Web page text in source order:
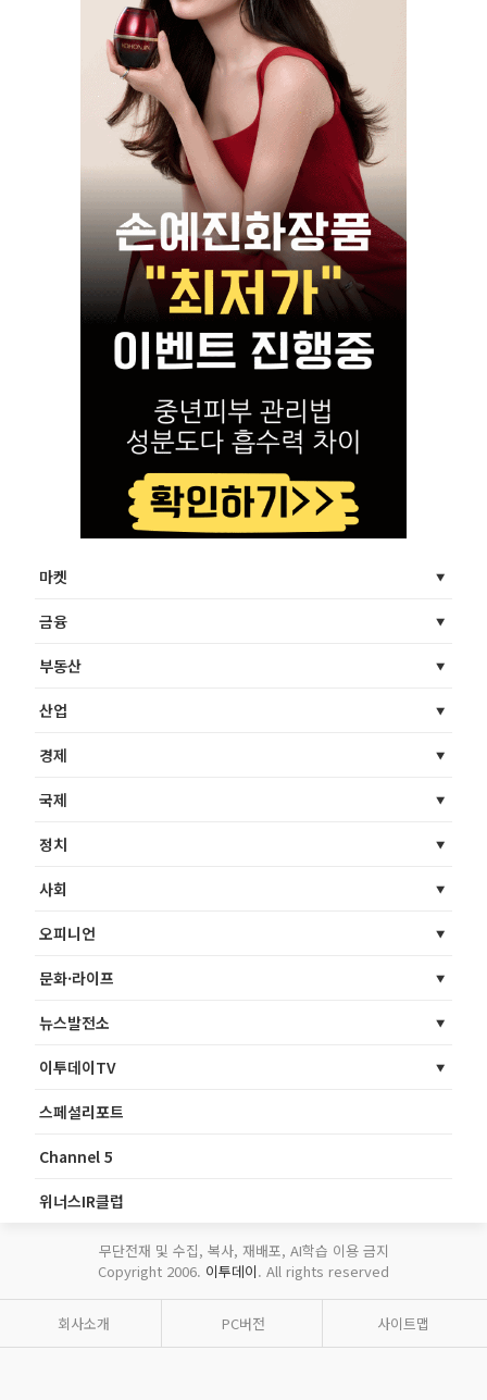
마켓
금융
부동산
산업
경제
국제
정치
사회
오피니언
문화·라이프
뉴스발전소
이투데이TV
스페셜리포트
Channel 5
위너스IR클럽
무단전재 및 수집, 복사, 재배포, AI학습 이용 금지
Copyright 2006. 이투데이. All rights reserved
회사소개 PC버전 사이트맵